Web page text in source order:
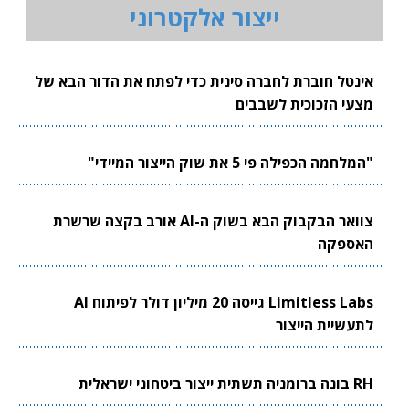
ייצור אלקטרוני
אינטל חוברת לחברה סינית כדי לפתח את הדור הבא של
מצעי הזכוכית לשבבים
"המלחמה הכפילה פי 5 את שוק הייצור המיידי"
צוואר הבקבוק הבא בשוק ה-AI אורב בקצה שרשרת
האספקה
Limitless Labs גייסה 20 מיליון דולר לפיתוח AI
לתעשיית הייצור
RH בונה ברומניה תשתית ייצור ביטחוני ישראלית